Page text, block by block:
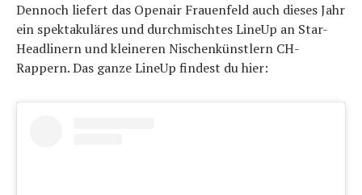
Dennoch liefert das Openair Frauenfeld auch dieses Jahr
ein spektakuläres und durchmischtes LineUp an Star-
Headlinern und kleineren Nischenkünstlern CH-
Rappern. Das ganze LineUp findest du hier: